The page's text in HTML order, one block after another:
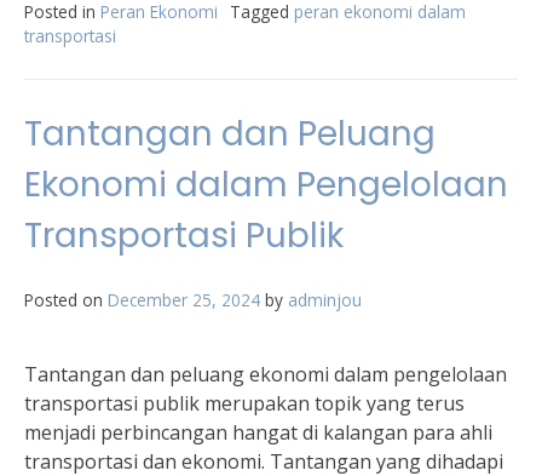
Posted in Peran Ekonomi Tagged peran ekonomi dalam
transportasi
Tantangan dan Peluang
Ekonomi dalam Pengelolaan
Transportasi Publik
Posted on December 25, 2024 by adminjou
Tantangan dan peluang ekonomi dalam pengelolaan
transportasi publik merupakan topik yang terus
menjadi perbincangan hangat di kalangan para ahli
transportasi dan ekonomi. Tantangan yang dihadapi